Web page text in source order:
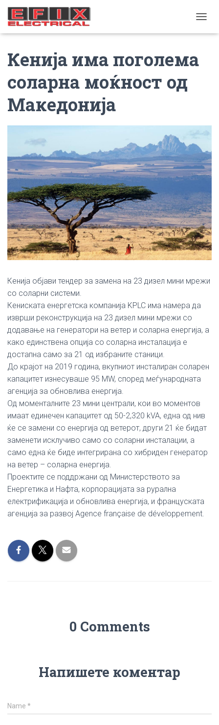
Кенија има поголема
соларна моќност од
Македонија
Кенија објави тендер за замена на 23 дизел мини мрежи
со соларни системи.
Кениската енергетска компанија KPLC има намера да
изврши реконструкција на 23 дизел мини мрежи со
додавање на генератори на ветер и соларна енергија, а
како единствена опција со соларна инсталација е
достапна само за 21 од избраните станици.
До крајот на 2019 година, вкупниот инсталиран соларен
капацитет изнесуваше 95 MW, според меѓународната
агенција за обновлива енергија.
Од моменталните 23 мини централи, кои во моментов
имаат единечен капацитет од 50-2,320 kVA, една од нив
ќе се замени со енергија од ветерот, други 21 ќе бидат
заменети исклучиво само со соларни инсталации, а
само една ќе биде интегрирана со хибриден генератор
на ветер – соларна енергија.
Проектите се поддржани од Министерството за
Енергетика и Нафта, корпорацијата за рурална
електрификација и обновлива енергија, и француската
агенција за развој Agence française de développement.
0 Comments
Напишете коментар
Name *